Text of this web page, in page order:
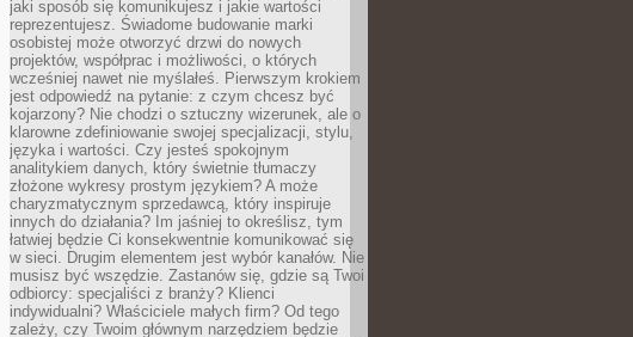
jaki sposób się komunikujesz i jakie wartości
reprezentujesz. Świadome budowanie marki
osobistej może otworzyć drzwi do nowych
projektów, współprac i możliwości, o których
wcześniej nawet nie myślałeś. Pierwszym krokiem
jest odpowiedź na pytanie: z czym chcesz być
kojarzony? Nie chodzi o sztuczny wizerunek, ale o
klarowne zdefiniowanie swojej specjalizacji, stylu,
języka i wartości. Czy jesteś spokojnym
analitykiem danych, który świetnie tłumaczy
złożone wykresy prostym językiem? A może
charyzmatycznym sprzedawcą, który inspiruje
innych do działania? Im jaśniej to określisz, tym
łatwiej będzie Ci konsekwentnie komunikować się
w sieci. Drugim elementem jest wybór kanałów. Nie
musisz być wszędzie. Zastanów się, gdzie są Twoi
odbiorcy: specjaliści z branży? Klienci
indywidualni? Właściciele małych firm? Od tego
zależy, czy Twoim głównym narzędziem będzie